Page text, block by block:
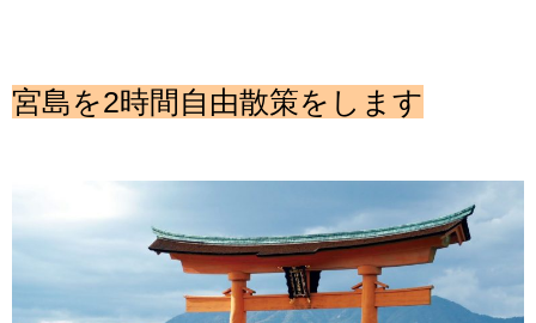
現在募集中!!
宮島を2時間自由散策をします